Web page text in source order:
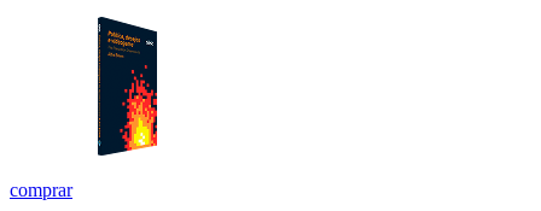
comprar